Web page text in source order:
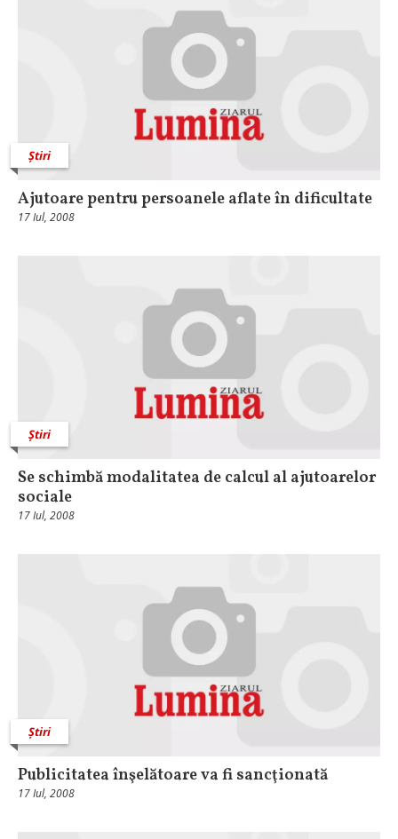
Știri
Ajutoare pentru persoanele aflate în dificultate
17 Iul, 2008
Știri
Se schimbă modalitatea de calcul al ajutoarelor
sociale
17 Iul, 2008
Știri
Publicitatea înşelătoare va fi sancţionată
17 Iul, 2008